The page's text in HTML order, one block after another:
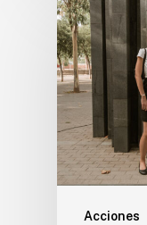
Acciones